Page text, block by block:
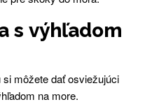
s výhľadom
môžete dať osviežujúci
na more.